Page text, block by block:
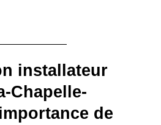
installateur
Chapelle-
de